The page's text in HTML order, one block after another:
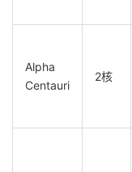
Alpha
Centauri
2核